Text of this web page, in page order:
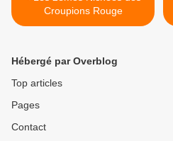
Croupions Rouge
Hébergé par Overblog
Top articles
Pages
Contact